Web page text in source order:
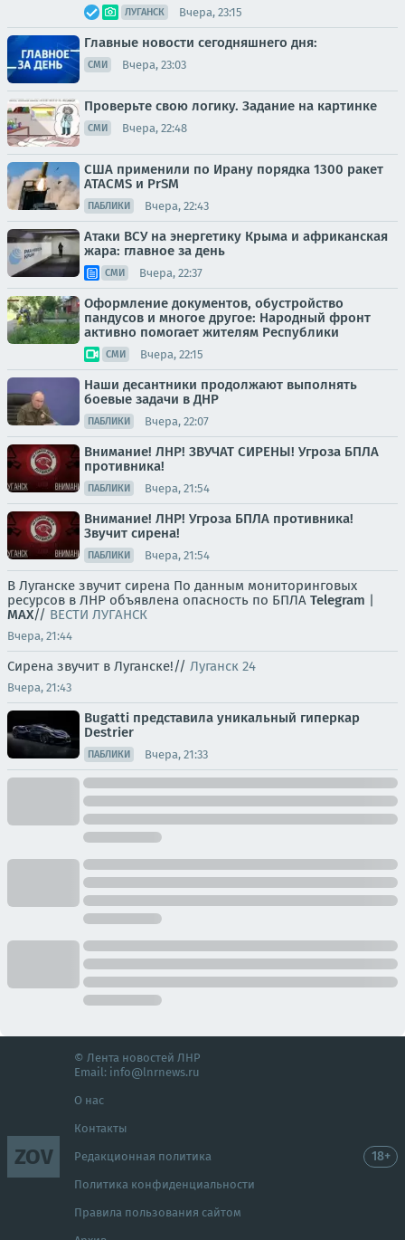
ЛУГАНСК Вчера, 23:15
Главные новости сегодняшнего дня:
СМИ Вчера, 23:03
Проверьте свою логику. Задание на картинке
СМИ Вчера, 22:48
США применили по Ирану порядка 1300 ракет
ATACMS и PrSM
ПАБЛИКИ Вчера, 22:43
Атаки ВСУ на энергетику Крыма и африканская
жара: главное за день
СМИ Вчера, 22:37
Оформление документов, обустройство
пандусов и многое другое: Народный фронт
активно помогает жителям Республики
СМИ Вчера, 22:15
Наши десантники продолжают выполнять
боевые задачи в ДНР
ПАБЛИКИ Вчера, 22:07
Внимание! ЛНР! ЗВУЧАТ СИРЕНЫ! Угроза БПЛА
противника!
ПАБЛИКИ Вчера, 21:54
Внимание! ЛНР! Угроза БПЛА противника!
Звучит сирена!
ПАБЛИКИ Вчера, 21:54
В Луганске звучит сирена По данным мониторинговых
ресурсов в ЛНР объявлена опасность по БПЛА Telegram
MAX// ВЕСТИ ЛУГАНСК
Вчера, 21:44
Сирена звучит в Луганске!// Луганск 24
Вчера, 21:43
Bugatti представила уникальный гиперкар
Destrier
ПАБЛИКИ Вчера, 21:33
ZOV
© Лента новостей ЛНР
Email: info@lnrnews.ru
О нас
Контакты
Редакционная политика
Политика конфиденциальности
Правила пользования сайтом
18+